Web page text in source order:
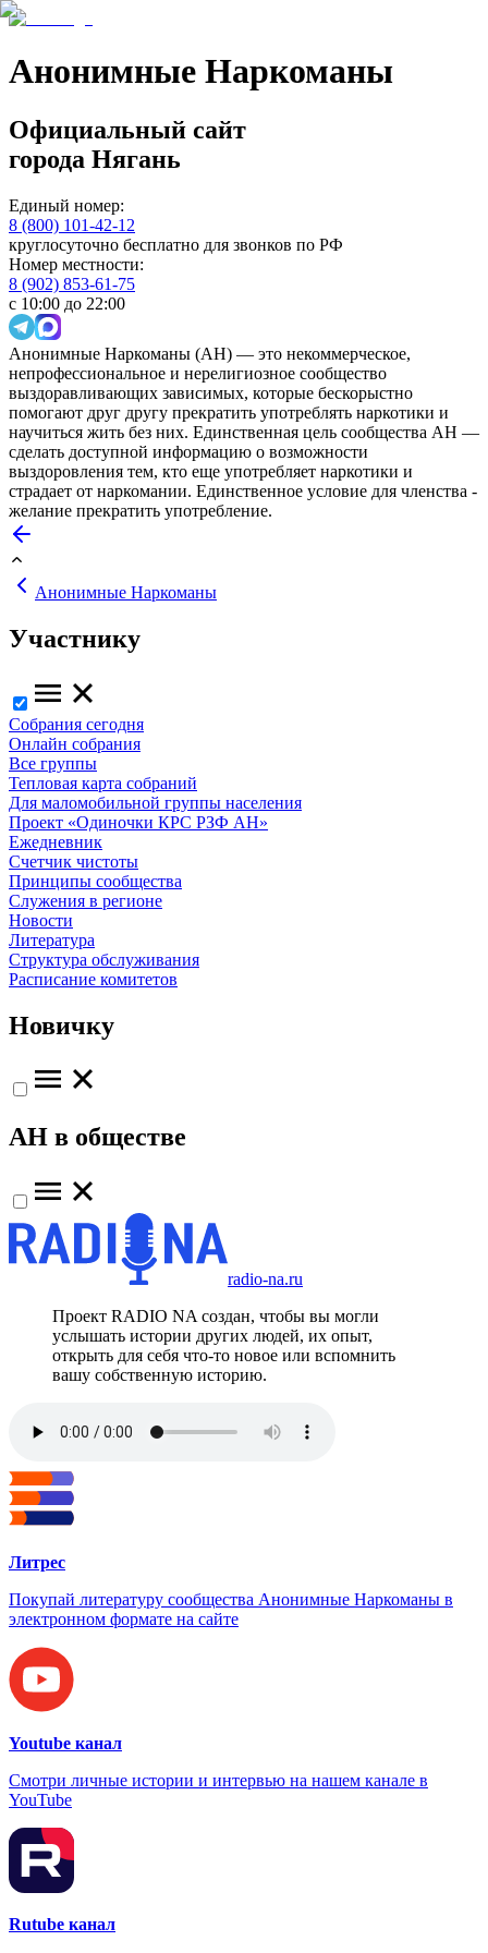
Анонимные Наркоманы
Официальный сайт
города Нягань
Единый номер:
8 (800) 101-42-12
круглосуточно бесплатно для звонков по РФ
Номер местности:
8 (902) 853-61-75
с 10:00 до 22:00
Анонимные Наркоманы (АН) — это некоммерческое,
непрофессиональное и нерелигиозное сообщество
выздоравливающих зависимых, которые бескорыстно
помогают друг другу прекратить употреблять наркотики и
научиться жить без них. Единственная цель сообщества АН —
сделать доступной информацию о возможности
выздоровления тем, кто еще употребляет наркотики и
страдает от наркомании. Единственное условие для членства -
желание прекратить употребление.
Анонимные Наркоманы
Участнику
Собрания сегодня
Онлайн собрания
Все группы
Тепловая карта собраний
Для маломобильной группы населения
Проект «Одиночки КРС РЗФ АН»
Ежедневник
Счетчик чистоты
Принципы сообщества
Служения в регионе
Новости
Литература
Структура обслуживания
Расписание комитетов
Новичку
АН в обществе
radio-na.ru
Проект RADIO NA создан, чтобы вы могли
услышать истории других людей, их опыт,
открыть для себя что-то новое или вспомнить
вашу собственную историю.
Литрес
Покупай литературу сообщества Анонимные Наркоманы в
электронном формате на сайте
Youtube канал
Смотри личные истории и интервью на нашем канале в
YouTube
Rutube канал